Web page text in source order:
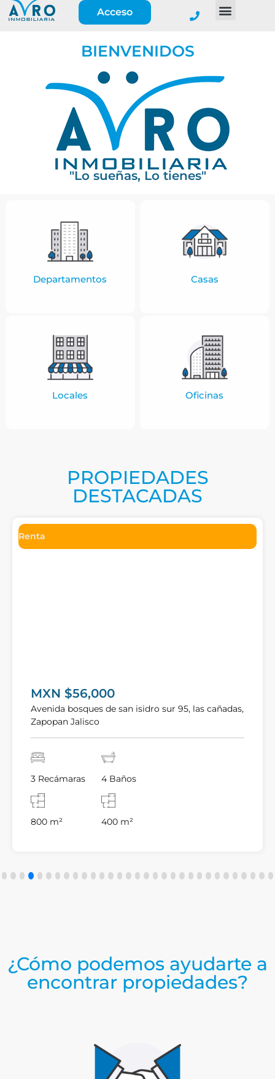
Acceso
BIENVENIDOS
"Lo sueñas, Lo tienes"
Departamentos Casas
Locales Oficinas
PROPIEDADES
DESTACADAS
Renta
MXN $56,000
Avenida bosques de san isidro sur 95, las cañadas,
Zapopan Jalisco
3 Recámaras 4 Baños
800 m² 400 m²
¿Cómo podemos ayudarte a
encontrar propiedades?